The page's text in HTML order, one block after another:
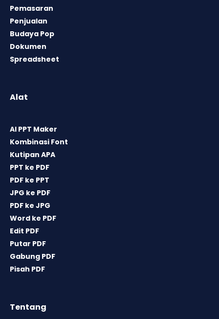
Pemasaran
Penjualan
Budaya Pop
Dokumen
Spreadsheet
Alat
AI PPT Maker
Kombinasi Font
Kutipan APA
PPT ke PDF
PDF ke PPT
JPG ke PDF
PDF ke JPG
Word ke PDF
Edit PDF
Putar PDF
Gabung PDF
Pisah PDF
Tentang